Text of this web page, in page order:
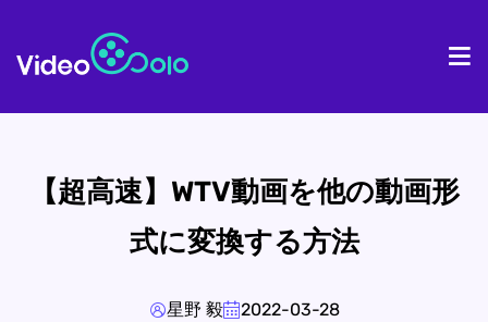
【超高速】WTV動画を他の動画形
式に変換する方法
星野 毅 2022-03-28